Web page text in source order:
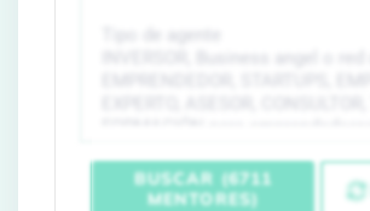
BUSCAR (6711
MENTORES)